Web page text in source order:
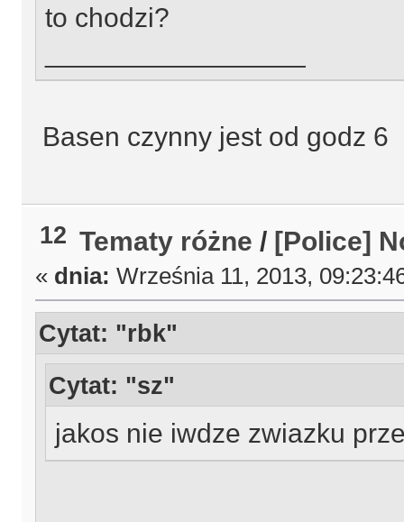
to chodzi?
Basen czynny jest od godz 6
12 Tematy różne / [Police]
« dnia: Września 11, 2013,
Cytat: "rbk"
Cytat: "sz"
jakos nie iwdze zwiazku